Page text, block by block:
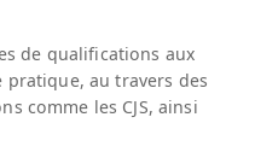
de qualifications aux
au travers des
comme les CJS, ainsi